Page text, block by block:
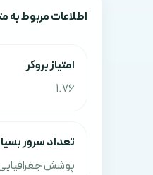
اطلاعات مربوط به
امتياز بروکر
1.76
تعداد سرور
پوشش